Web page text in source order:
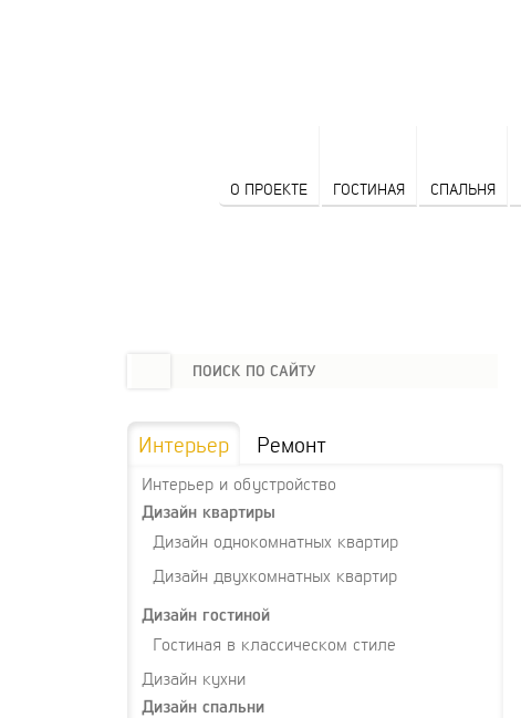
О ПРОЕКТЕ ГОСТИНАЯ СПАЛЬНЯ
Интерьер Ремонт
Интерьер и обустройство
Дизайн квартиры
Дизайн однокомнатных квартир
Дизайн двухкомнатных квартир
Дизайн гостиной
Гостиная в классическом стиле
Дизайн кухни
Дизайн спальни